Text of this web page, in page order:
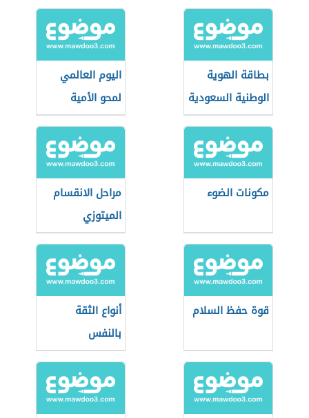
بطاقة الهوية
الوطنية السعودية
اليوم العالمي
لمحو الأمية
مكونات الضوء
مراحل الانقسام
الميتوزي
قوة حفظ السلام
أنواع الثقة
بالنفس